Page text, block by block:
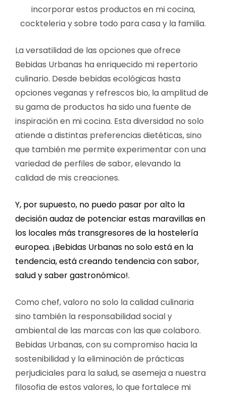
incorporar estos productos en mi cocina,
cockteleria y sobre todo para casa y la familia.
La versatilidad de las opciones que ofrece
Bebidas Urbanas ha enriquecido mi repertorio
culinario. Desde bebidas ecológicas hasta
opciones veganas y refrescos bio, la amplitud de
su gama de productos ha sido una fuente de
inspiración en mi cocina. Esta diversidad no solo
atiende a distintas preferencias dietéticas, sino
que también me permite experimentar con una
variedad de perfiles de sabor, elevando la
calidad de mis creaciones.
Y, por supuesto, no puedo pasar por alto la
decisión audaz de potenciar estas maravillas en
los locales más transgresores de la hostelería
europea. ¡Bebidas Urbanas no solo está en la
tendencia, está creando tendencia con sabor,
salud y saber gastronómico!.
Como chef, valoro no solo la calidad culinaria
sino también la responsabilidad social y
ambiental de las marcas con las que colaboro.
Bebidas Urbanas, con su compromiso hacia la
sostenibilidad y la eliminación de prácticas
perjudiciales para la salud, se asemejaa nuestra
filosofia de estos valores, lo que fortalece mi